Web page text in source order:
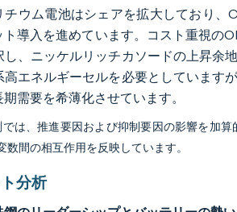
チウム電池はシェアを拡大しており
ト導入を進めています。コスト重視の
し、ニッケルリッチカソードの上昇余
高エネルギーセルを必要としています
需要を希薄化させています。
は、推進要因および抑制要因の影響を加
数間の相互作用を反映しています。
分析